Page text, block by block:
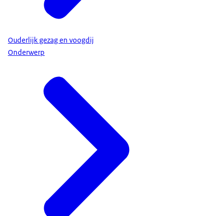
Ouderlijk gezag en voogdij
Onderwerp